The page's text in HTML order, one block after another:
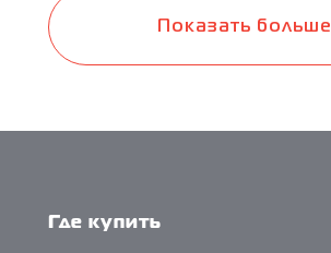
Показать больше
Где купить